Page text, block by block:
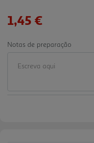
1,45 €
Notas de preparação